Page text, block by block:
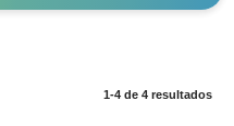
1-4 de 4 resultados